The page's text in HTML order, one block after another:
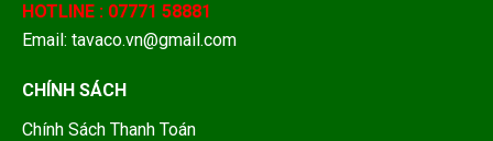
HOTLINE : 07771 58881
Email: tavaco.vn@gmail.com
CHÍNH SÁCH
Chính Sách Thanh Toán